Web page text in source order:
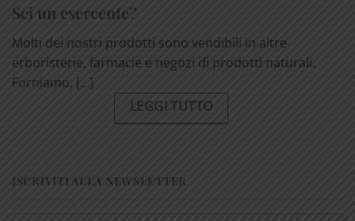
Sei un esercente?
Molti dei nostri prodotti sono vendibili in altre
erboristerie, farmacie e negozi di prodotti naturali.
Forniamo, [...]
LEGGI TUTTO
ISCRIVITI ALLA NEWSLETTER